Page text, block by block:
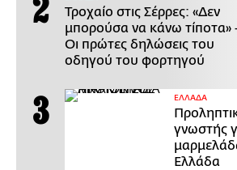
Τροχαίο στις Σέρρες: «Δεν
μπορούσα να κάνω τίποτα»
Οι πρώτες δηλώσεις του
οδηγού του φορτηγού
ΕΛΛΑΔΑ
γνωστής
Ελλάδα